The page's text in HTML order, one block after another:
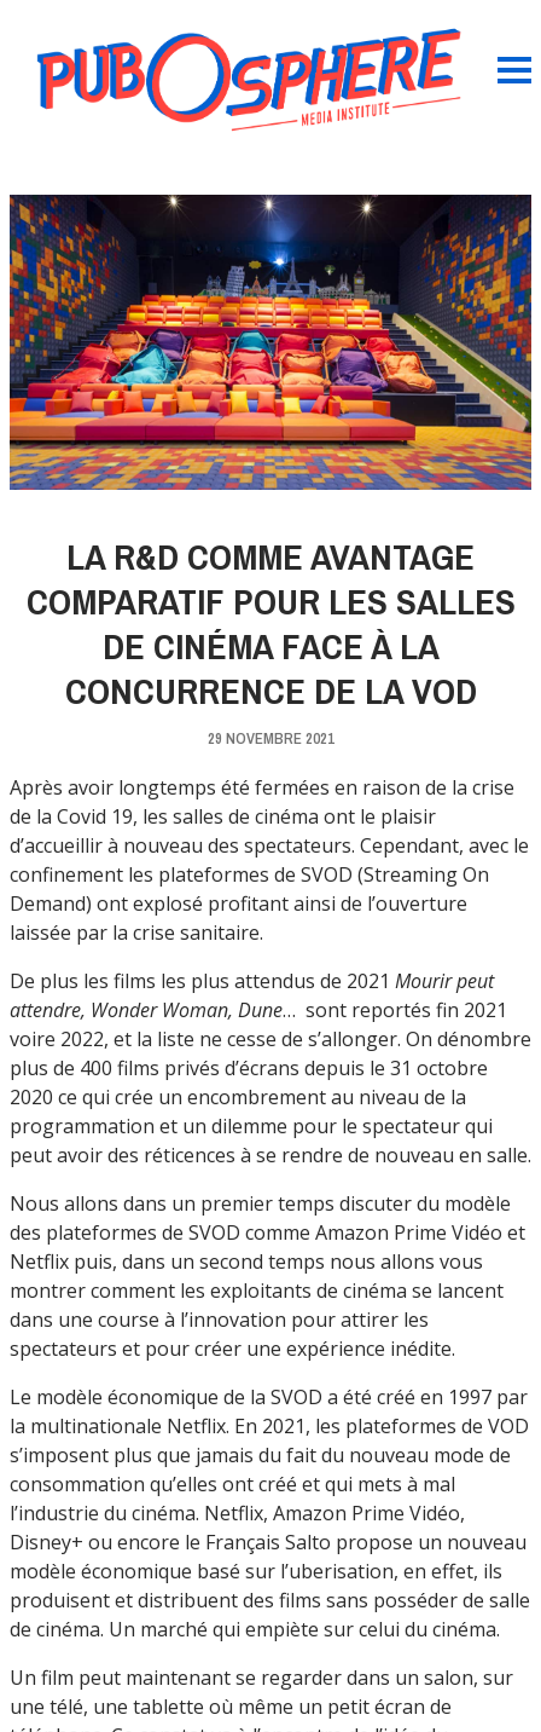
LA R&D COMME AVANTAGE
COMPARATIF POUR LES SALLES
DE CINÉMA FACE À LA
CONCURRENCE DE LA VOD
29 NOVEMBRE 2021
Après avoir longtemps été fermées en raison de la crise
de la Covid 19, les salles de cinéma ont le plaisir
d’accueillir à nouveau des spectateurs. Cependant, avec le
confinement les plateformes de SVOD (Streaming On
Demand) ont explosé profitant ainsi de l’ouverture
laissée par la crise sanitaire.
De plus les films les plus attendus de 2021 Mourir peut
attendre, Wonder Woman, Dune… sont reportés fin 2021
voire 2022, et la liste ne cesse de s’allonger. On dénombre
plus de 400 films privés d’écrans depuis le 31 octobre
2020 ce qui crée un encombrement au niveau de la
programmation et un dilemme pour le spectateur qui
peut avoir des réticences à se rendre de nouveau en salle.
Nous allons dans un premier temps discuter du modèle
des plateformes de SVOD comme Amazon Prime Vidéo et
Netflix puis, dans un second temps nous allons vous
montrer comment les exploitants de cinéma se lancent
dans une course à l’innovation pour attirer les
spectateurs et pour créer une expérience inédite.
Le modèle économique de la SVOD a été créé en 1997 par
la multinationale Netflix. En 2021, les plateformes de VOD
s’imposent plus que jamais du fait du nouveau mode de
consommation qu’elles ont créé et qui mets à mal
l’industrie du cinéma. Netflix, Amazon Prime Vidéo,
Disney+ ou encore le Français Salto propose un nouveau
modèle économique basé sur l’uberisation, en effet, ils
produisent et distribuent des films sans posséder de salle
de cinéma. Un marché qui empiète sur celui du cinéma.
Un film peut maintenant se regarder dans un salon, sur
une télé, une tablette où même un petit écran de